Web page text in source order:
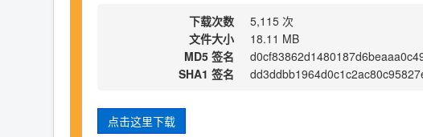
下载次数
5,115 次
文件大小
18.11 MB
MD5 签名
SHA1 签名
点击这里下载